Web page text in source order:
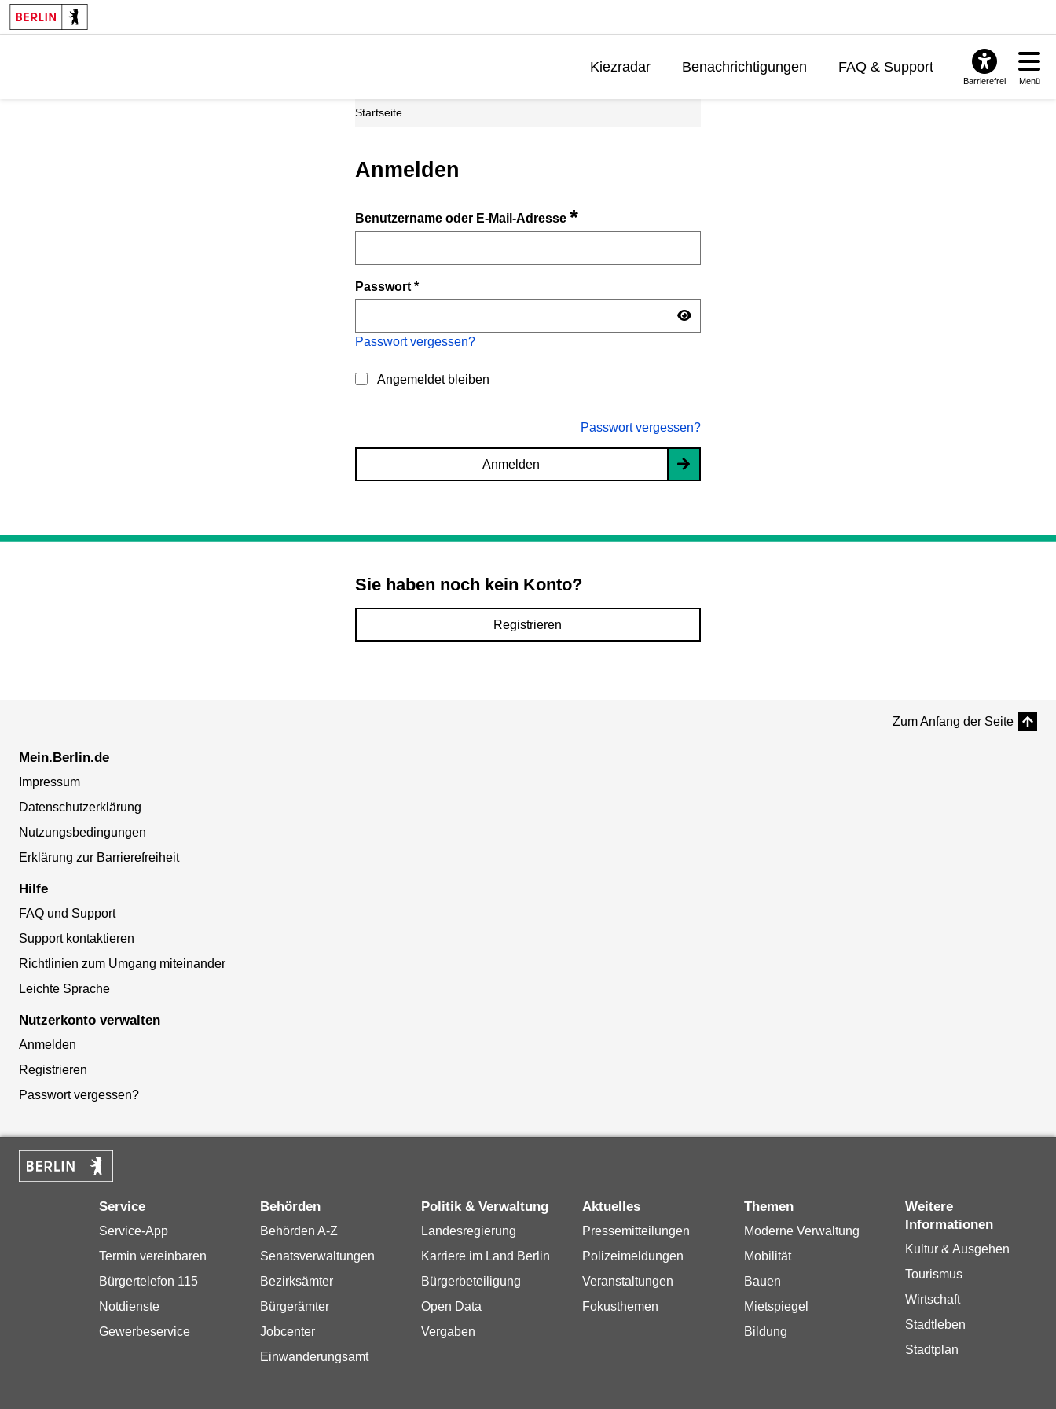
Kiezradar Benachrichtigungen FAQ & Support
Barrierefrei Menü
Startseite
Anmelden
Benutzername oder E-Mail-Adresse*
Passwort*
Passwort vergessen?
Angemeldet bleiben
Passwort vergessen?
Anmelden
Sie haben noch kein Konto?
Registrieren
Zum Anfang der Seite
Mein.Berlin.de
Impressum
Datenschutzerklärung
Nutzungsbedingungen
Erklärung zur Barrierefreiheit
Hilfe
FAQ und Support
Support kontaktieren
Richtlinien zum Umgang miteinander
Leichte Sprache
Nutzerkonto verwalten
Anmelden
Registrieren
Passwort vergessen?
Service
Service-App
Termin vereinbaren
Bürgertelefon 115
Notdienste
Gewerbeservice
Behörden
Behörden A-Z
Senatsverwaltungen
Bezirksämter
Bürgerämter
Jobcenter
Einwanderungsamt
Politik & Verwaltung
Landesregierung
Karriere im Land Berlin
Bürgerbeteiligung
Open Data
Vergaben
Aktuelles
Pressemitteilungen
Polizeimeldungen
Veranstaltungen
Fokusthemen
Themen
Moderne Verwaltung
Mobilität
Bauen
Mietspiegel
Bildung
Weitere
Informationen
Kultur & Ausgehen
Tourismus
Wirtschaft
Stadtleben
Stadtplan